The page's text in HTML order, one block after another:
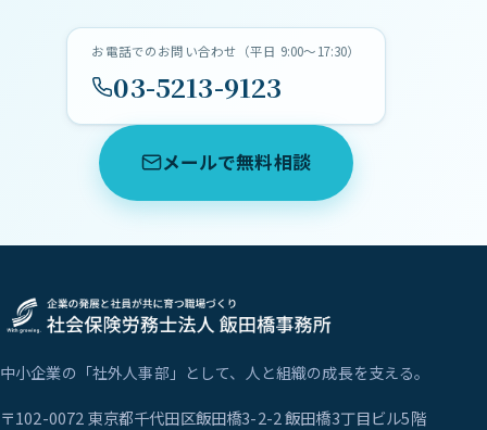
お電話でのお問い合わせ（平日 9:00〜17:30）
03-5213-9123
メールで無料相談
中小企業の「社外人事部」として、人と組織の成長を支える。
〒102-0072 東京都千代田区飯田橋3-2-2 飯田橋3丁目ビル5階